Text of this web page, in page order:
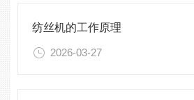
纺丝机的工作原理
2026-03-27